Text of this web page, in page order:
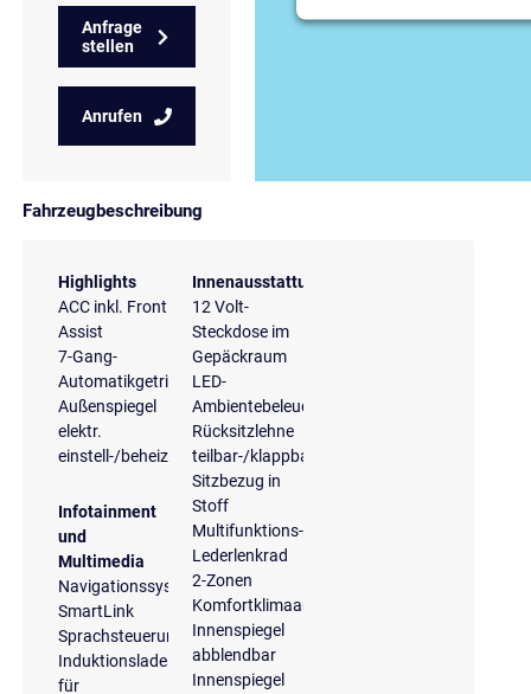
Anfrage
stellen
Anrufen
Fahrzeugbeschreibung
Highlights
ACC inkl. Front
Assist
7-Gang-
Automatikgetriebe
Außenspiegel
elektr.
einstell-/beheizbar
Infotainment
und
Multimedia
Navigationssystem
SmartLink
Sprachsteuerung
Induktionsladeschale
für
Innenausstattung
12 Volt-
Steckdose im
Gepäckraum
LED-
Ambientebeleuchtung
Rücksitzlehne
teilbar-/klappbar
Sitzbezug in
Stoff
Multifunktions-
Lederlenkrad
2-Zonen
Komfortklimaautomatik
Innenspiegel
abblendbar
Innenspiegel